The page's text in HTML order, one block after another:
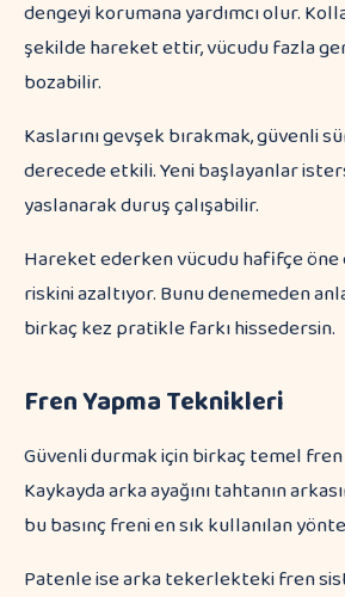
dengeyi korumana yardımcı olur.
şekilde hareket ettir, vücudu fazla
bozabilir.
Kaslarını gevşek bırakmak, güvenli
derecede etkili. Yeni başlayanlar
yaslanarak duruş çalışabilir.
Hareket ederken vücudu hafifçe
riskini azaltıyor. Bunu denemeden
birkaç kez pratikle farkı hissedersin.
Fren Yapma Teknikleri
Güvenli durmak için birkaç temel
Kaykayda arka ayağını tahtanın
bu basınç freni en sık kullanılan
Patenle ise arka tekerlekteki fren